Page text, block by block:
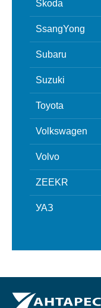
Skoda
SsangYong
Subaru
Suzuki
Toyota
Volkswagen
Volvo
ZEEKR
УАЗ